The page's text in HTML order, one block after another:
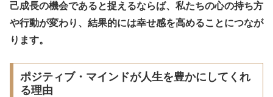
己成長の機会であると捉えるならば、私たちの心の持ち方
や行動が変わり、結果的には幸せ感を高めることにつなが
ります。
ポジティブ・マインドが人生を豊かにしてくれ
る理由